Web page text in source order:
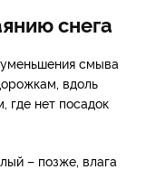
снега
смыва
вдоль
где нет посадок
– позже, влага